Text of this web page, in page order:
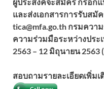
และส่งเอกสารการรับสมั
tica@mfa.go.th กรมควา
ความร่วมมือระหว่างประ
2563 – 12 มิถุนายน 2563
สอบถามรายละเอียดเพิ่มเ